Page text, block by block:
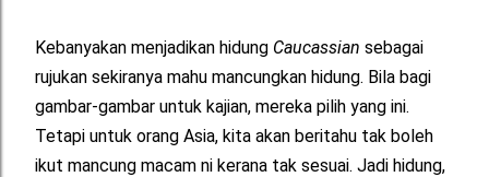
Kebanyakan menjadikan hidung Caucassian sebagai
rujukan sekiranya mahu mancungkan hidung. Bila bagi
gambar-gambar untuk kajian, mereka pilih yang ini.
Tetapi untuk orang Asia, kita akan beritahu tak boleh
ikut mancung macam ni kerana tak sesuai. Jadi hidung,